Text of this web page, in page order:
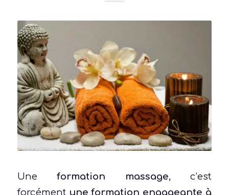
Une formation massage, c’est
forcément une formation engageante à